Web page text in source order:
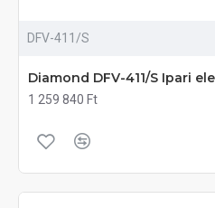
DFV-411/S
Diamond DFV-411/S Ipari
1 259 840 Ft